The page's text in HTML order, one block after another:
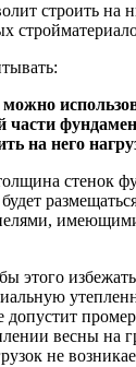
строить на
на него
стенок
этого
допустит
весны на
не